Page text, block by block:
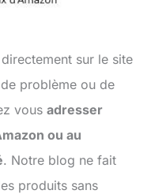
sur le site
problème ou de
vousadresser
ou au
. Notre blog ne fait
produits sans